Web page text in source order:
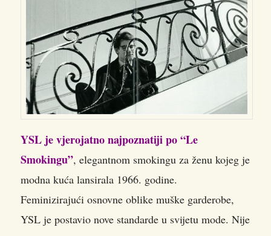
YSL je vjerojatno najpoznatiji po “Le
Smokingu”, elegantnom smokingu za ženu kojeg je
modna kuća lansirala 1966. godine.
Feminizirajući osnovne oblike muške garderobe,
YSL je postavio nove standarde u svijetu mode. Nije